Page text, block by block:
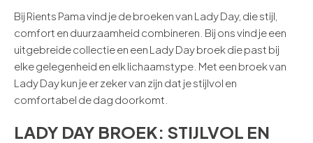
Bij Rients Pama vind je de broeken van Lady Day, die stijl,
comfort en duurzaamheid combineren. Bij ons vind je een
uitgebreide collectie en een Lady Day broek die past bij
elke gelegenheid en elk lichaamstype Met een broek van
Lady Day kun je er zeker van zijn dat je stijlvol en
comfortabel de dag doorkomt.
LADY DAY BROEK: STIJLVOL EN